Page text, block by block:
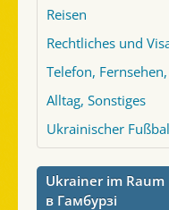
Reisen
Rechtliches und
Telefon,
Alltag, Sonstiges
Ukrainischer
Ukrainer im Raum
в Гамбурзі